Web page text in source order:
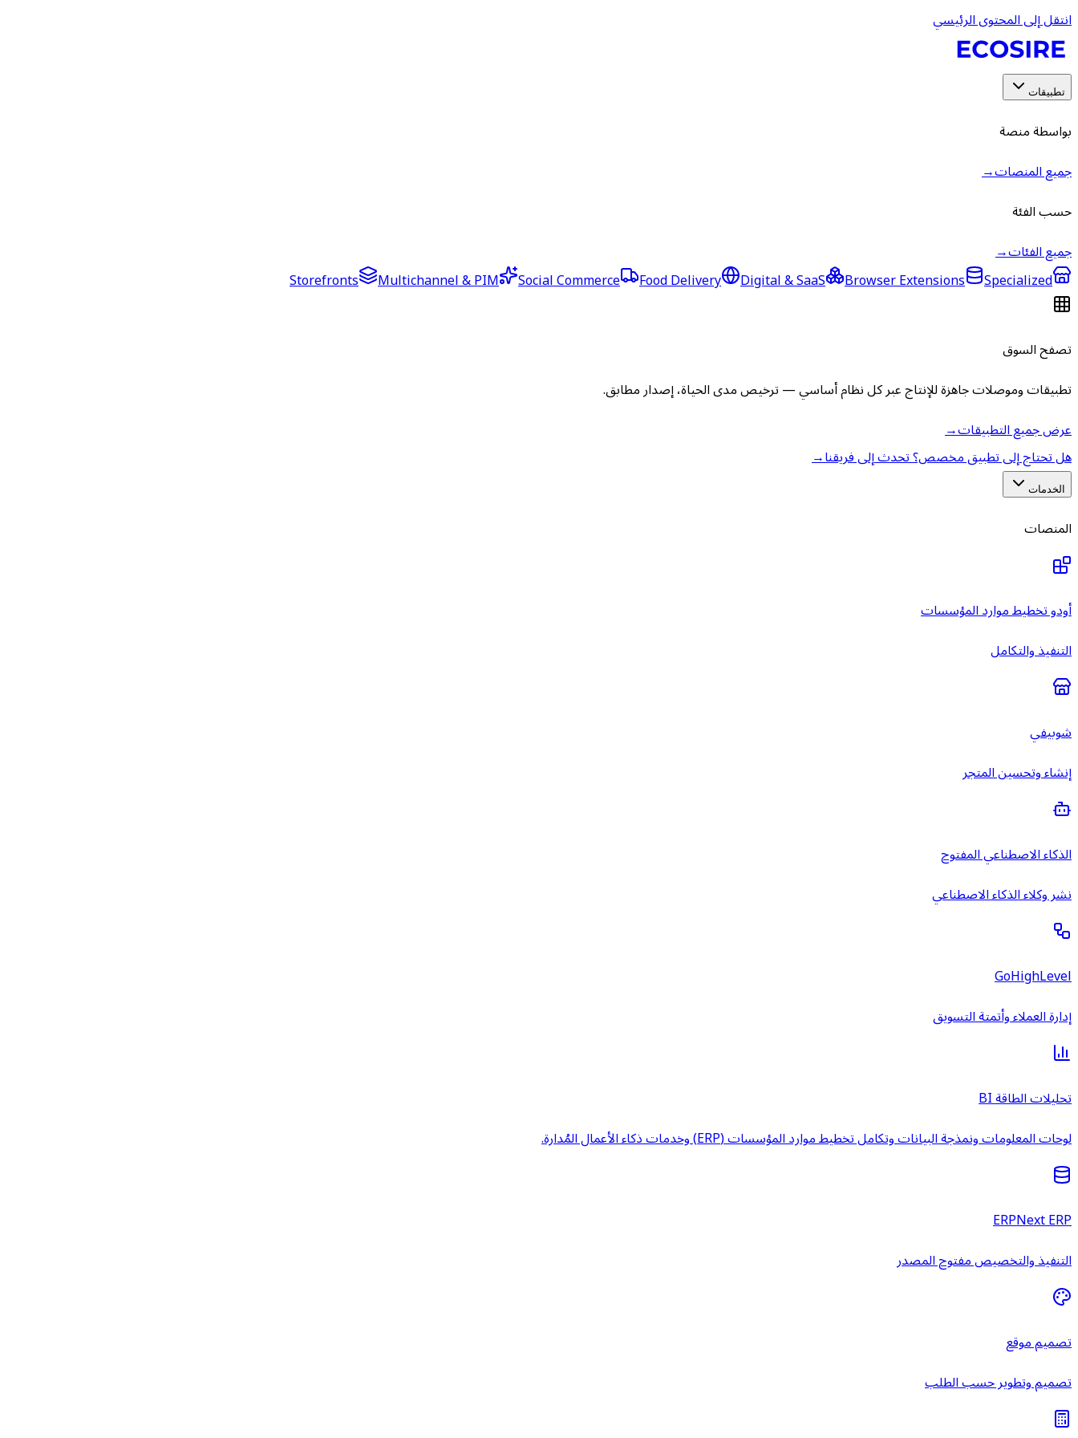
انتقل إلى المحتوى الرئيسي
تطبيقات
بواسطة منصة
جميع المنصات→
حسب الفئة
جميع الفئات→
Storefronts
Multichannel & PIM Social Commerce Food Delivery Digital & SaaS Browser Extensions Specialized
تصفح السوق
تطبيقات وموصلات جاهزة للإنتاج عبر كل نظام أساسي — ترخيص مدى الحياة، إصدار مطابق.
عرض جميع التطبيقات→
هل تحتاج إلى تطبيق مخصص؟ تحدث إلى فريقنا→
الخدمات
المنصات
أودو تخطيط موارد المؤسسات
التنفيذ والتكامل
شوبيفي
إنشاء وتحسين المتجر
الذكاء الاصطناعي المفتوح
نشر وكلاء الذكاء الاصطناعي
GoHighLevel
إدارة العملاء وأتمتة التسويق
تحليلات الطاقة BI
لوحات المعلومات ونمذجة البيانات وتكامل تخطيط موارد المؤسسات (ERP) وخدمات ذكاء الأعمال المُدارة.
ERPNext ERP
التنفيذ والتخصيص مفتوح المصدر
تصميم موقع
تصميم وتطوير حسب الطلب